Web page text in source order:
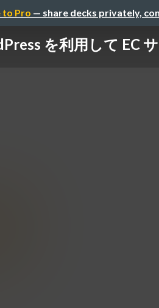
to Pro — share decks privately,
を利用して EC